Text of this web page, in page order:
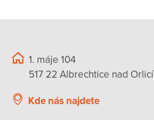
1. máje 104
517 22 Albrechtice nad Orlicí
Kde nás najdete